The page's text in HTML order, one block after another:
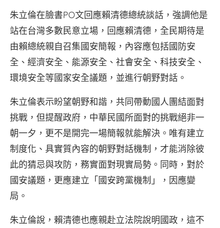
朱立倫在臉書PO文回應賴清德總統談話，強調他是
站在台灣多數民意立場，回應賴清德，全民期待是
由賴總統親自召集國安簡報，內容應包括國防安
全、經濟安全、能源安全、社會安全、科技安全、
環境安全等國家安全議題，並進行朝野對話。
朱立倫表示盼望朝野和諧，共同帶動國人團結面對
挑戰，但提醒政府，中華民國所面對的挑戰絕非一
朝一夕，更不是開完一場簡報就能解決。唯有建立
制度化、具實質內容的朝野對話機制，才能消除彼
此的猜忌與攻防，務實面對現實局勢。同時，對於
國安議題，更應建立「國安跨黨機制」，因應變
局。
朱立倫說，賴清德也應親赴立法院說明國政，這不